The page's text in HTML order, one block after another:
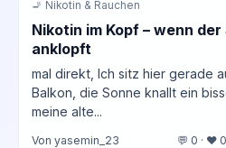
🚬 Nikotin & Rauchen
Nikotin im Kopf – wenn
anklopft
mal direkt, Ich sitz hier gerade
Balkon, die Sonne knallt ein
meine alte...
Von yasemin_23 💬 0 · ❤️ 0